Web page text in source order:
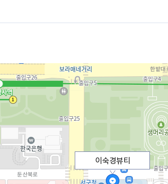
이숙경뷰티